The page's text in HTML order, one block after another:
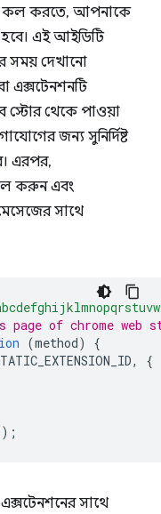
কল করতে, আপনাকে
এই আইডিটি
সময় দেখানো
এক্সটেনশনটি
থেকে পাওয়া
জন্য সুনির্দিষ্ট
এরপর,
করুন এবং
সাথে
page of chrome web
(method)
{
,
{
);
সাথে